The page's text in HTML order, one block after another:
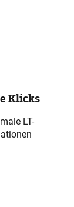
Klicks
LT-